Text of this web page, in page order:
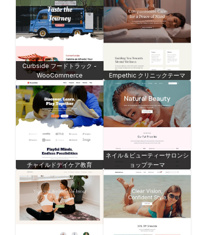
Curbside フードトラック -
WooCommerce
Empethic クリニックテーマ
チャイルドデイケア教育
ネイル＆ビューティーサロンシ
ョップテーマ